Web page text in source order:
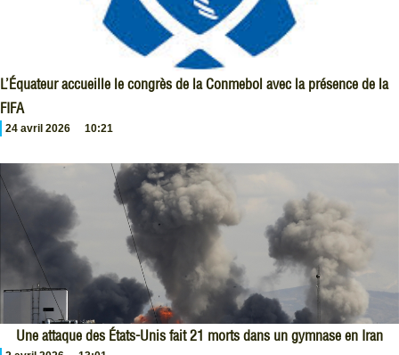
L’Équateur accueille le congrès de la Conmebol avec la présence de la
FIFA
24 avril 2026 10:21
Une attaque des États-Unis fait 21 morts dans un gymnase en Iran